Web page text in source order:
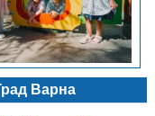
Варна